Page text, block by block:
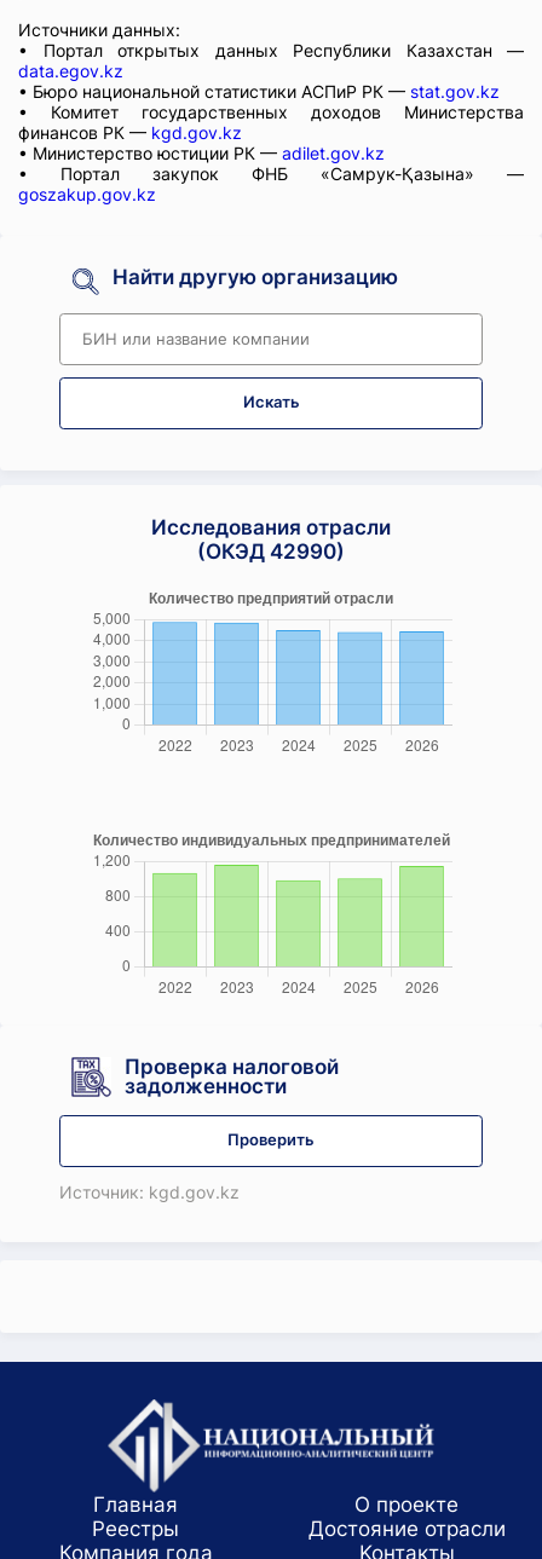
Источники данных:
• Портал открытых данных Республики Казахстан —
data.egov.kz
• Бюро национальной статистики АСПиР РК — stat.gov.kz
• Комитет государственных доходов Министерства
финансов РК — kgd.gov.kz
• Министерство юстиции РК — adilet.gov.kz
• Портал закупок ФНБ «Самрук-Қазына» —
goszakup.gov.kz
Найти другую организацию
Искать
Исследования отрасли
(ОКЭД 42990)
Проверка налоговой
задолженности
Проверить
Источник: kgd.gov.kz
Главная
О проекте
Реестры
Достояние отрасли
Компания года
Koнтaкты